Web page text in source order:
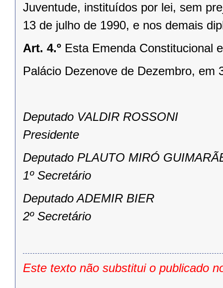
Juventude, instituídos por lei, sem
13 de julho de 1990, e nos demais
Art. 4.º Esta Emenda Constitucional
Palácio Dezenove de Dezembro, em
Deputado VALDIR ROSSONI
Presidente
Deputado PLAUTO MIRÓ
1º Secretário
Deputado ADEMIR BIER
2º Secretário
Este texto não substitui o publicado